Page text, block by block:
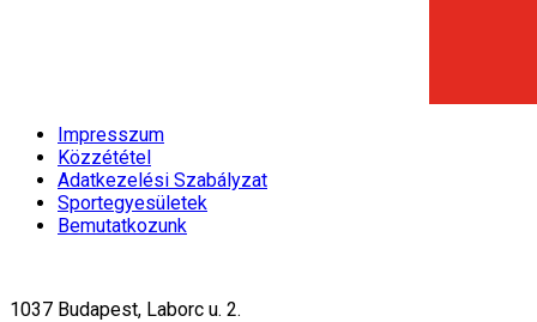
Impresszum
Közzététel
Adatkezelési Szabályzat
Sportegyesületek
Bemutatkozunk
1037 Budapest, Laborc u. 2.